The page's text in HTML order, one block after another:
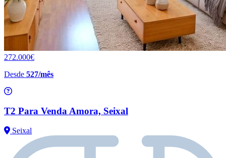
272.000€
Desde 527/mês
T2 Para Venda Amora, Seixal
Seixal